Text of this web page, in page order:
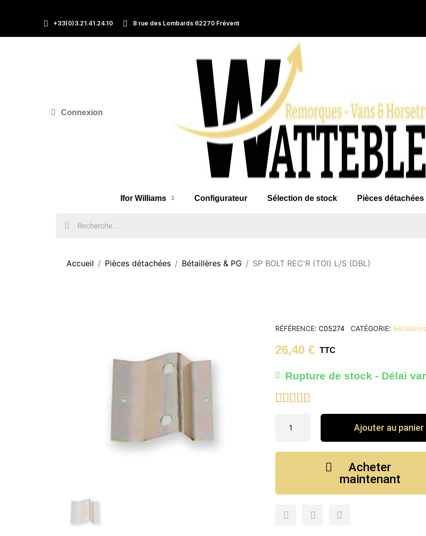
+33(0)3.21.41.24.10 8 rue des Lombards 62270 Frévent
Connexion
Ifor Williams Configurateur Sélection de stock Pièces détachées
Accueil Pièces détachées Bétaillères & PG SP BOLT REC'R (TOI) L/S (DBL)
RÉFÉRENCE C05274 CATÉGORIE
26,40 € TTC
Rupture de stock - Délai
    
Ajouter au panier
Acheter
maintenant